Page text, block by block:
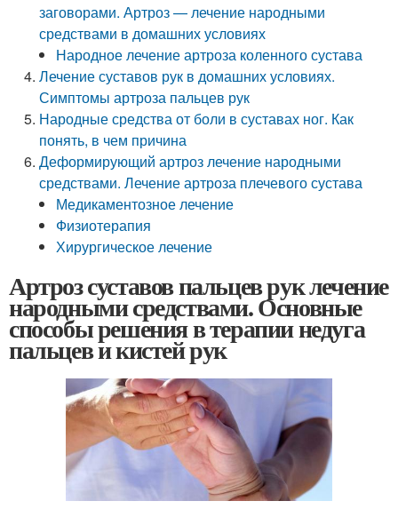
заговорами. Артроз — лечение народными
средствами в домашних условиях
Народное лечение артроза коленного сустава
Лечение суставов рук в домашних условиях.
Симптомы артроза пальцев рук
Народные средства от боли в суставах ног. Как
понять, в чем причина
Деформирующий артроз лечение народными
средствами. Лечение артроза плечевого сустава
Медикаментозное лечение
Физиотерапия
Хирургическое лечение
Артроз суставов пальцев рук лечение
народными средствами. Основные
способы решения в терапии недуга
пальцев и кистей рук